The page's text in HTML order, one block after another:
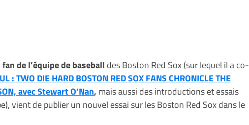
de l’équipe de baseball des Boston Red Sox (sur lequel il a co-
: TWO DIE HARD BOSTON RED SOX FANS CHRONICLE THE
avec Stewart O’Nan, mais aussi des introductions et essais
vient de publier un nouvel essai sur les Boston Red Sox dans le